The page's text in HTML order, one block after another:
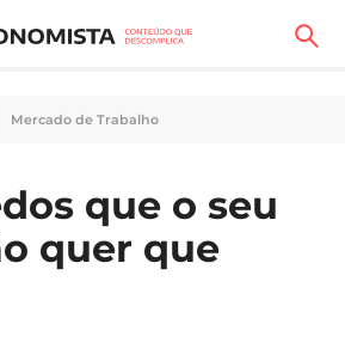
Mercado de Trabalho
que o seu
quer que